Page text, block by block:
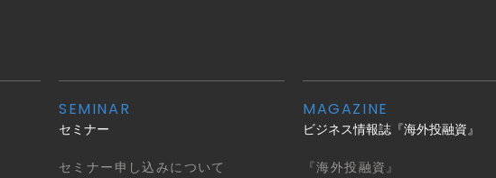
SEMINAR
セミナー
セミナー申し込みについて
MAGAZINE
ビジネス情報誌『海外投融資』
『海外投融資』